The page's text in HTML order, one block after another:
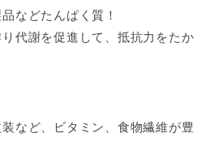
などたんぱく質！
代謝を促進して、抵抗力をたか
など、ビタミン、食物繊維が豊